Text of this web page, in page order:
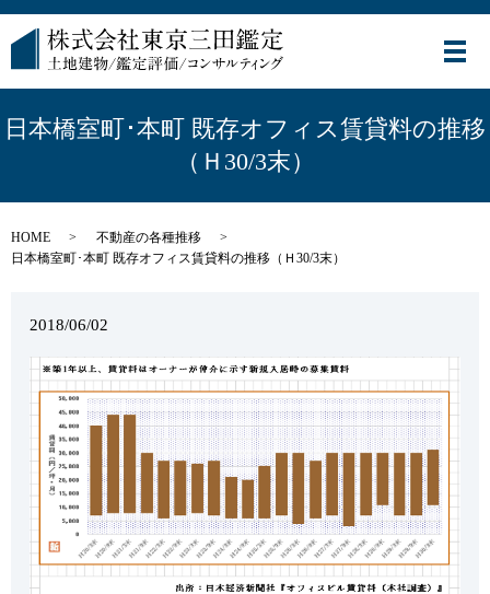
メ
日本橋室町･本町 既存オフィス賃貸料の推移
（Ｈ30/3末）
HOME
不動産の各種推移
日本橋室町･本町 既存オフィス賃貸料の推移（Ｈ30/3末）
2018/06/02